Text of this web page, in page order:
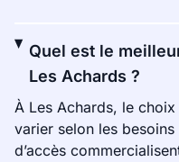
Quel est le
Les Achards ?
À Les Achards, le
varier selon les
d’accès